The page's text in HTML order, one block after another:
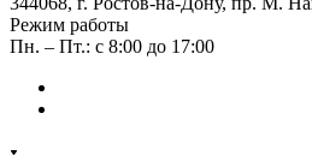
Режим работы
Пн. – Пт.: с 8:00 до 17:00